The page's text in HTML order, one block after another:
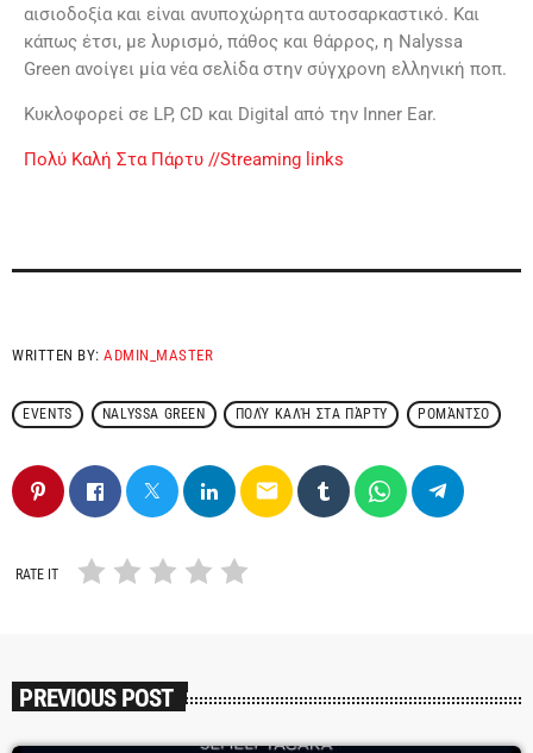
αισιοδοξία και είναι ανυποχώρητα αυτοσαρκαστικό. Και
κάπως έτσι, με λυρισμό, πάθος και θάρρος, η Nalyssa
Green ανοίγει μία νέα σελίδα στην σύγχρονη ελληνική ποπ.
Κυκλοφορεί σε LP, CD και Digital από την Inner Ear.
Πολύ Καλή Στα Πάρτυ //Streaming links
WRITTEN BY:ADMIN_MASTER
EVENTS NALYSSA GREEN ΠΟΛΎ ΚΑΛΉ ΣΤΑ ΠΆΡΤΥ ΡΟΜΆΝΤΣΟ
email
RATE IT
PREVIOUS POST